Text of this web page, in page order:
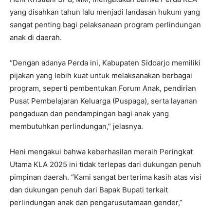
yang disahkan tahun lalu menjadi landasan hukum yang
sangat penting bagi pelaksanaan program perlindungan
anak di daerah.
“Dengan adanya Perda ini, Kabupaten Sidoarjo memiliki
pijakan yang lebih kuat untuk melaksanakan berbagai
program, seperti pembentukan Forum Anak, pendirian
Pusat Pembelajaran Keluarga (Puspaga), serta layanan
pengaduan dan pendampingan bagi anak yang
membutuhkan perlindungan,” jelasnya.
Heni mengakui bahwa keberhasilan meraih Peringkat
Utama KLA 2025 ini tidak terlepas dari dukungan penuh
pimpinan daerah. “Kami sangat berterima kasih atas visi
dan dukungan penuh dari Bapak Bupati terkait
perlindungan anak dan pengarusutamaan gender,”